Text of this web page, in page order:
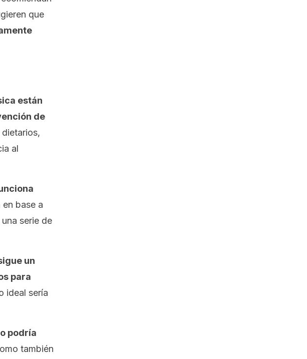
que
están
de
al
en base a
serie de
un
para
ideal sería
podría
también